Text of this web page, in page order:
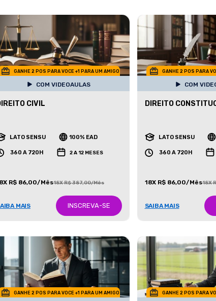
GANHE 2 POS PARA VOCE +1 PARA UM AMIGO
COM VIDEOAULAS
CIVIL
LATO SENSU 100% EAD
360 A 720H 2 A 12 MESES
R$ 86,00/Mês18X R$ 387,00/Mês
MAIS INSCREVA-SE
GANHE 2 POS PARA
COM
DIREITO
LATO SENSU
360 A 720H
18X R$ 86,00/Mês18X
SAIBA MAIS
GANHE 2 POS PARA VOCE +1 PARA UM AMIGO GANHE 2 POS PARA